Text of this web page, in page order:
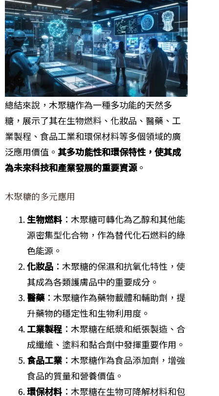
總結來說，木聚糖作為一種多功能的天然多
糖，展示了其在生物燃料、化妝品、醫藥、工
業製程、食品工業和環保材料等多個領域的廣
泛應用價值。 其多功能性和環保特性，使其成
為未來科技和產業發展的重要資源。
木聚糖的多元應用
生物燃料 ：木聚糖可轉化為乙醇和其他能
源密集型化合物，作為替代化石燃料的綠
色能源。
化妝品 ：木聚糖的保濕和抗氧化特性，使
其成為各類護膚品中的重要成分。
醫藥：木聚糖作為藥物載體和輔助劑，提
升藥物的穩定性和生物利用度。
工業製程 ：木聚糖在紙漿和紙張製造、合
成纖維、塗料和黏合劑中發揮重要作用。
食品工業 ：木聚糖作為食品添加劑，增強
食品的質量和營養價值。
環保材料 ：木聚糖在生物可降解材料和包